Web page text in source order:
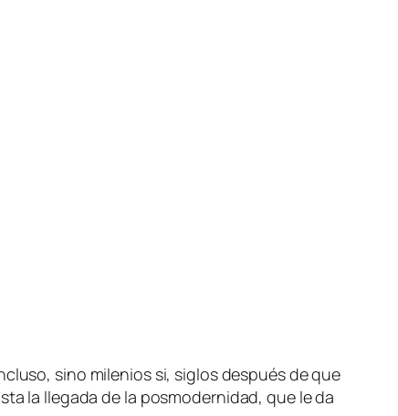
sino mi­le­nios si, si­glos des­pués de que
la lle­ga­da de la pos­mo­der­ni­dad, que le da